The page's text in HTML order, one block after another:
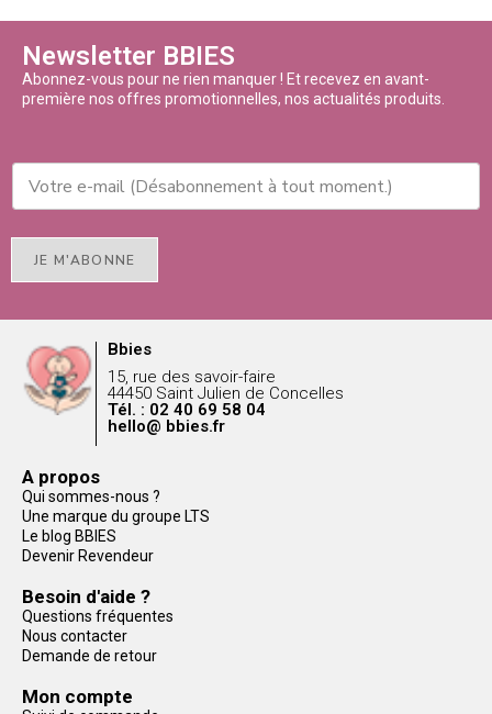
Newsletter BBIES
Abonnez-vous pour ne rien manquer ! Et recevez en avant-
première nos offres promotionnelles, nos actualités produits.
JE M'ABONNE
Bbies
15, rue des savoir-faire
44450 Saint Julien de Concelles
Tél. : 02 40 69 58 04
hello@ bbies.fr
A propos
Qui sommes-nous ?
Une marque du groupe LTS
Le blog BBIES
Devenir Revendeur
Besoin d'aide ?
Questions fréquentes
Nous contacter
Demande de retour
Mon compte